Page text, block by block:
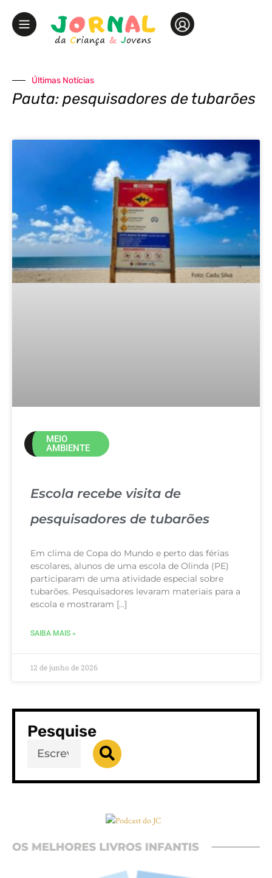
Últimas Notícias
Pauta: pesquisadores de tubarões
MEIO
AMBIENTE
Escola recebe visita de
pesquisadores de tubarões
Em clima de Copa do Mundo e perto das férias
escolares, alunos de uma escola de Olinda (PE)
participaram de uma atividade especial sobre
tubarões. Pesquisadores levaram materiais para a
escola e mostraram […]
SAIBA MAIS »
12 de junho de 2026
Pesquise